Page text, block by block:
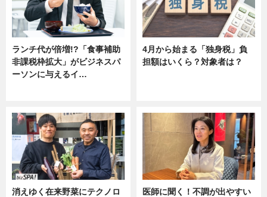
ランチ代が倍増!?「食事補助
非課税枠拡大」がビジネスパ
ーソンに与えるイ…
4月から始まる「独身税」負
担額はいくら？対象者は？
消えゆく在来野菜にテクノロ
医師に聞く！不調が出やすい